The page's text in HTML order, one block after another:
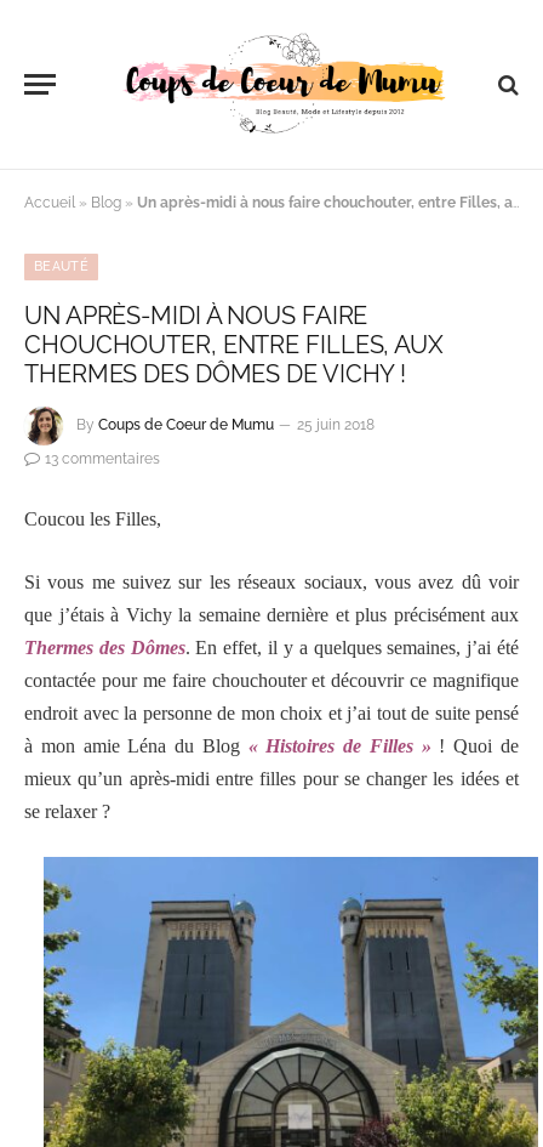
Accueil » Blog » Un après-midi à nous faire chouchouter, entre Filles, aux Thermes des Dômes de Vichy !
BEAUTÉ
UN APRÈS-MIDI À NOUS FAIRE
CHOUCHOUTER, ENTRE FILLES, AUX
THERMES DES DÔMES DE VICHY !
By Coups de Coeur de Mumu
25 juin 2018
13 commentaires
Coucou les Filles,
Si vous me suivez sur les réseaux sociaux, vous avez dû voir
que j’étais à Vichy la semaine dernière et plus précisément aux
Thermes des Dômes. En effet, il y a quelques semaines, j’ai été
contactée pour me faire chouchouter et découvrir ce magnifique
endroit avec la personne de mon choix et j’ai tout de suite pensé
à mon amie Léna du Blog « Histoires de Filles » ! Quoi de
mieux qu’un après-midi entre filles pour se changer les idées et
se relaxer ?